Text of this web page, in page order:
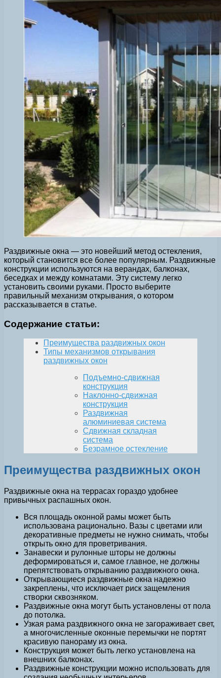
Раздвижные окна — это новейший метод остекления,
который становится все более популярным. Раздвижные
конструкции используются на верандах, балконах,
беседках и между комнатами. Эту систему легко
установить своими руками. Просто выберите
правильный механизм открывания, о котором
рассказывается в статье.
Содержание статьи:
Преимущества раздвижных окон
Типы механизмов открывания
раздвижных окон
Подъемно-сдвижная
конструкция
Наклонно-сдвижная
конструкция
Раздвижная
алюминиевая система
Сдвижная складная
система
Безрамное остекление
Преимущества раздвижных окон
Раздвижные окна на террасах гораздо удобнее
привычных распашных окон.
Вся площадь оконной рамы может быть
использована рационально. Вазы с цветами или
декоративные предметы не нужно снимать, чтобы
открыть окно для проветривания.
Занавески и рулонные шторы не должны
деформироваться и, самое главное, не должны
препятствовать открыванию раздвижного окна.
Открывающиеся раздвижные окна надежно
закреплены, что исключает риск защемления
створки сквозняком.
Раздвижные окна могут быть установлены от пола
до потолка.
Узкая рама раздвижного окна не загораживает свет,
а многочисленные оконные перемычки не портят
красивую панораму из окна.
Конструкция может быть легко установлена на
внешних балконах.
Раздвижные конструкции можно использовать для